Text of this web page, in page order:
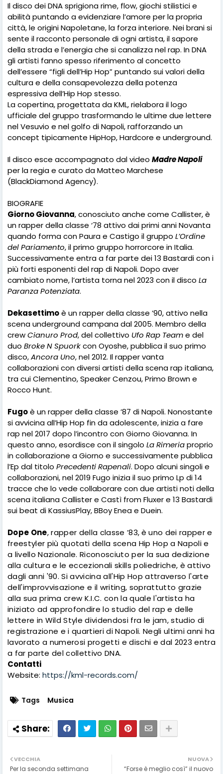
Il disco dei DNA sprigiona rime, flow, giochi stilistici e
abilità puntando a evidenziare l’amore per la propria
città, le origini Napoletane, la forza interiore. Nei brani si
sente il racconto personale di ogni artista, il sapore
della strada e l’energia che si canalizza nel rap. In DNA
gli artisti fanno spesso riferimento al concetto
dell’essere “figli dell’Hip Hop” puntando sui valori della
cultura e della consapevolezza della potenza
espressiva dell’Hip Hop stesso.
La copertina, progettata da KML, rielabora il logo
ufficiale del gruppo trasformando le ultime due lettere
nel Vesuvio e nel golfo di Napoli, rafforzando un
concept tipicamente HipHop, Hardcore e underground.
Il disco esce accompagnato dal video Madre Napoli
per la regia e curato da Matteo Marchese
(BlackDiamond Agency).
BIOGRAFIE
Giorno Giovanna, conosciuto anche come Callister, è
un rapper della classe ‘78 attivo dai primi anni Novanta
quando forma con Paura e Castigo il gruppo L’Ordine
del Pariamento, il primo gruppo horrorcore in Italia.
Successivamente entra a far parte dei 13 Bastardi con i
più forti esponenti del rap di Napoli. Dopo aver
cambiato nome, l’artista torna nel 2023 con il disco La
Paranza Potenziata.
Dekasettimoè un rapper della classe ’90, attivo nella
scena underground campana dal 2005. Membro della
crewCianuro Prod, del collettivo Ufo Rap Teame del
duo Broke N Spuorkcon Oyoshe, pubblica il suo primo
disco,Ancora Uno, nel 2012. Il rapper vanta
collaborazioni con diversi artisti della scena rap italiana,
tra cui Clementino, Speaker Cenzou, Primo Brown e
Rocco Hunt.
Fugoè un rapper della classe ’87 di Napoli. Nonostante
si avvicina all’Hip Hop fin da adolescente,inizia a fare
rap nel 2017 dopo l’incontro con Giorno Giovanna. In
questo anno, esordisce con il singolo La Rimeriaproprio
in collaborazione a Giorno e successivamente pubblica
l’Ep dal titolo Precedenti Rapenali. Dopo alcuni singoli e
collaborazioni, nel 2019 Fugo inizia il suo primo Lp di 14
tracce che lo vede collaborare con due artisti noti della
scena italiana Callister e Castì from Fluxer e 13 Bastardi
sui beat di KassiusPlay, BBoy Enea e Duein.
Dope One, rapper della classe ’83,è uno dei rapper e
freestyler più quotati della scena Hip Hop a Napoli e
a livello Nazionale. Riconosciuto per la sua dedizione
alla cultura e le eccezionali skills poliedriche, è attivo
dagli anni '90. Si avvicina all'Hip Hop attraverso l'arte
dell'improvvisazione e il writing, soprattutto grazie
alla sua prima crew K.I.C. con la quale l'artista ha
iniziato ad approfondire lo studio del rap e delle
lettere in Wild Style dividendosi fra le jam, studio di
registrazione e i quartieri di Napoli. Negli ultimi anni ha
lavorato a numerosi progetti e dischi e dal 2023 entra
a far parte del collettivo DNA.
Contatti
Website: https://kml-records.com/
Tags Musica
NUOVA
“Forse è meglio così” il nuovo
VECCHIA
Per la seconda settimana